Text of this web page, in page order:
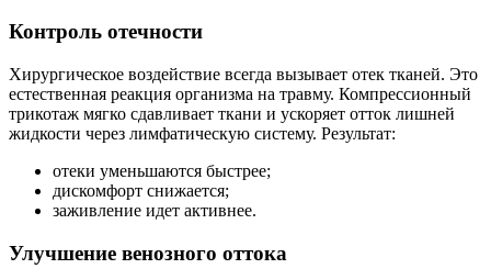
Контроль отечности
Хирургическое воздействие всегда вызывает отек тканей. Это
естественная реакция организма на травму. Компрессионный
трикотаж мягко сдавливает ткани и ускоряет отток лишней
жидкости через лимфатическую систему. Результат:
отеки уменьшаются быстрее;
дискомфорт снижается;
заживление идет активнее.
Улучшение венозного оттока